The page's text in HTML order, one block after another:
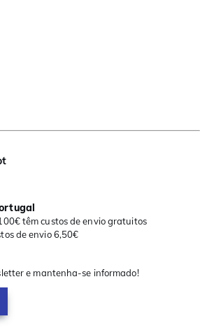
têm custos de envio gratuitos
de envio 6,50€
e mantenha-se informado!